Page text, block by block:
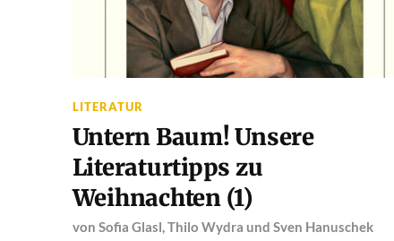
LITERATUR
Untern Baum! Unsere
Literaturtipps zu
Weihnachten (1)
von Sofia Glasl,Thilo Wydra und Sven Hanuschek